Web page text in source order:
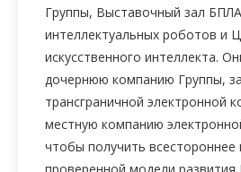
Группы, Выставочный зал
интеллектуальных роботов и
искусственного интеллекта.
дочернюю компанию Группы,
трансграничной электронной
местную компанию
чтобы получить всестороннее